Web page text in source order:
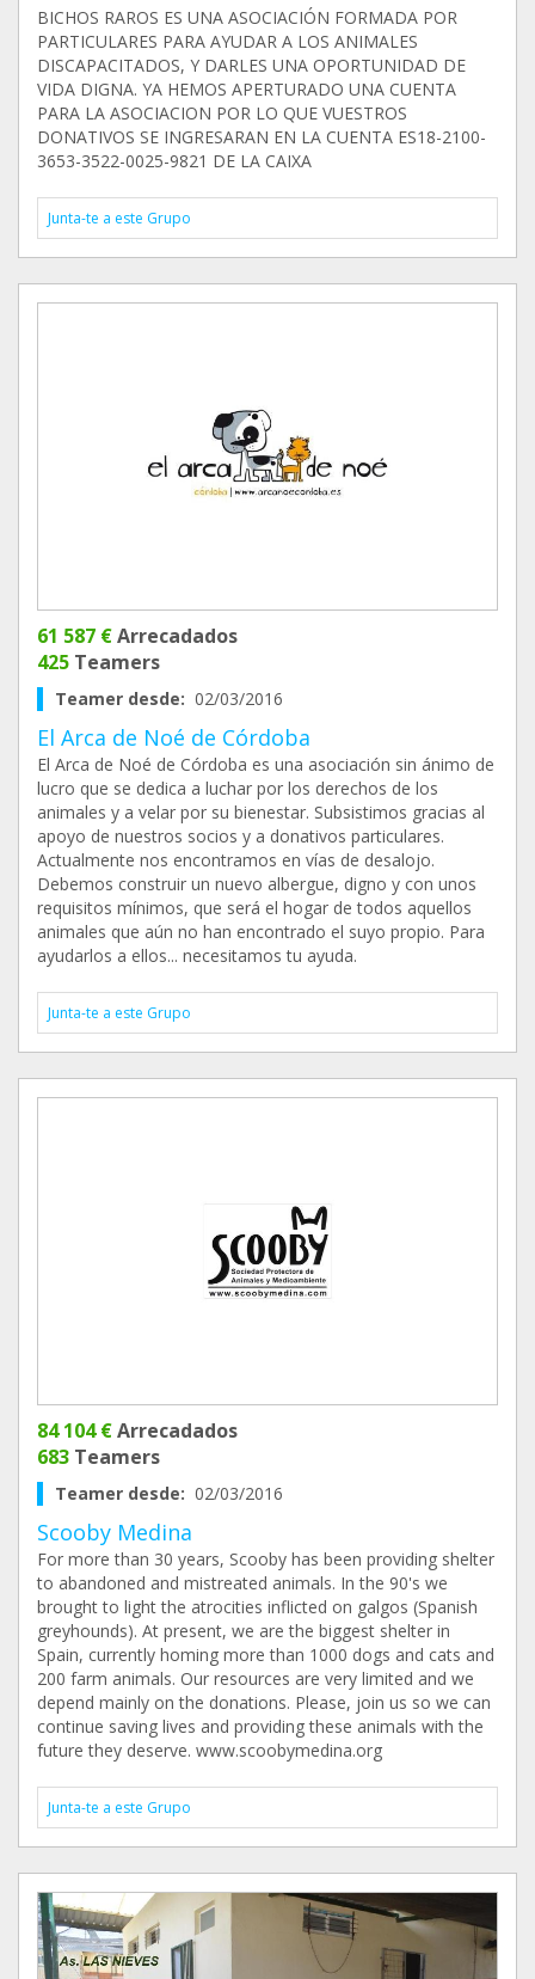
BICHOS RAROS ES UNA ASOCIACIÓN FORMADA POR
PARTICULARES PARA AYUDAR A LOS ANIMALES
DISCAPACITADOS, Y DARLES UNA OPORTUNIDAD DE
VIDA DIGNA. YA HEMOS APERTURADO UNA CUENTA
PARA LA ASOCIACION POR LO QUE VUESTROS
DONATIVOS SE INGRESARAN EN LA CUENTA ES18-2100-
3653-3522-0025-9821 DE LA CAIXA
Junta-te a este Grupo
61 587 €Arrecadados
425 Teamers
Teamer desde: 02/03/2016
El Arca de Noé de Córdoba
El Arca de Noé de Córdoba es una asociación sin ánimo de
lucro que se dedica a luchar por los derechos de los
animales y a velar por su bienestar. Subsistimos gracias al
apoyo de nuestros socios y a donativos particulares.
Actualmente nos encontramos en vías de desalojo.
Debemos construir un nuevo albergue, digno y con unos
requisitos mínimos, que será el hogar de todos aquellos
animales que aún no han encontrado el suyo propio. Para
ayudarlos a ellos... necesitamos tu ayuda.
Junta-te a este Grupo
84 104 €Arrecadados
683 Teamers
Teamer desde: 02/03/2016
Scooby Medina
For more than 30 years, Scooby has been providing shelter
to abandoned and mistreated animals. In the 90's we
brought to light the atrocities inflicted on galgos (Spanish
greyhounds). At present, we are the biggest shelter in
Spain, currently homing more than 1000 dogs and cats and
200 farm animals. Our resources are very limited and we
depend mainly on the donations. Please, join us so we can
continue saving lives and providing these animals with the
future they deserve. www.scoobymedina.org
Junta-te a este Grupo